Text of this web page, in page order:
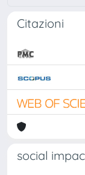
Citazioni
social